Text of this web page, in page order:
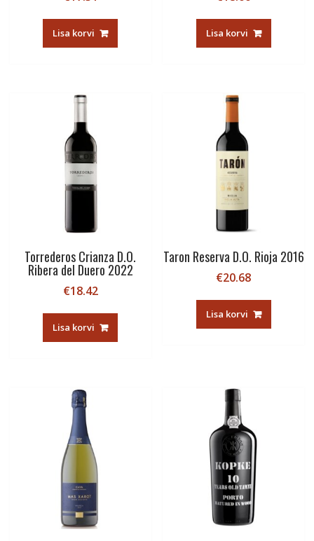
Lisa korvi Lisa korvi
Torrederos Crianza D.O.
Ribera del Duero 2022
€18.42
Lisa korvi
Taron Reserva D.O. Rioja 2016
€20.68
Lisa korvi